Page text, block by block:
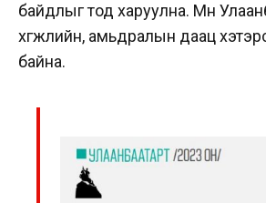
байдлыг тод харуулна. Мөн
хөгжлийн, амьдралын даац
байна.